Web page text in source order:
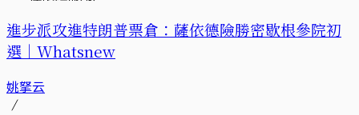
進步派攻進特朗普票倉：薩依德險勝密歇根參院初
選｜Whatsnew
姚拏云